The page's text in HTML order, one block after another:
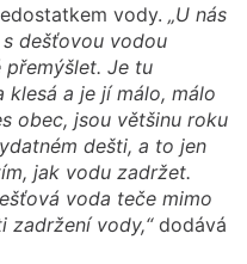
vody. „U nás
dešťovou vodou
přemýšlet. Je tu
a je jí málo, málo
obec, jsou většinu roku
dešti, a to jen
jak vodu zadržet.
voda teče mimo
zadržení vody,“ dodává